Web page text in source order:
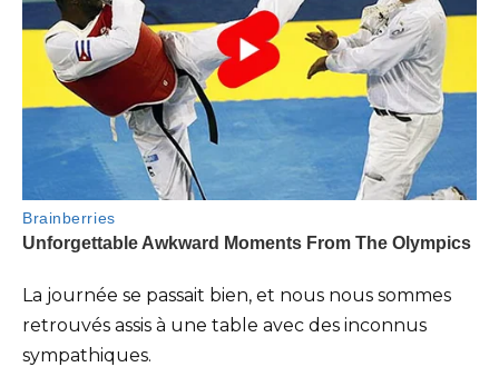
La journée se passait bien, et nous nous sommes
retrouvés assis à une table avec des inconnus
sympathiques.